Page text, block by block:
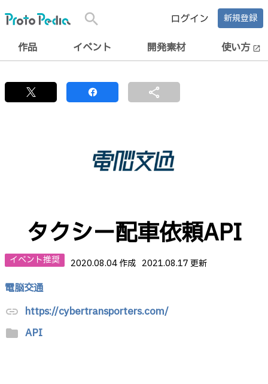
search ログイン 新規登録
作品 イベント 開発素材 使い方 open_in_new
share
タクシー配車依頼API
イベント推奨 2020.08.04 作成 2021.08.17 更新
電脳交通
link https://cybertransporters.com/
folder API